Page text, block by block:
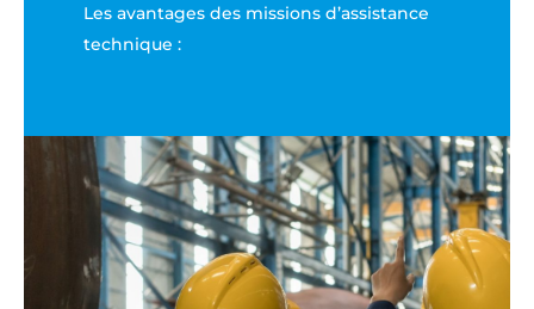
Les avantages des missions d’assistance
technique :